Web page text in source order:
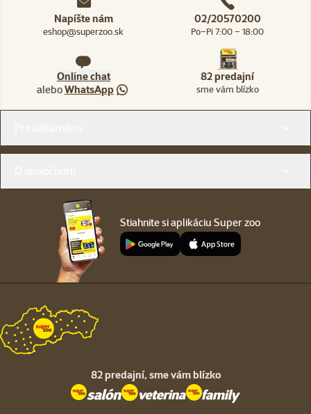
Napíšte nám
eshop@superzoo.sk
02/20570200
Po–Pi 7:00 – 18:00
Online chat
aleboWhatsApp
82 predajní
sme vám blízko
Stiahnite si aplikáciu Super zoo
82 predajní, sme vám blízko